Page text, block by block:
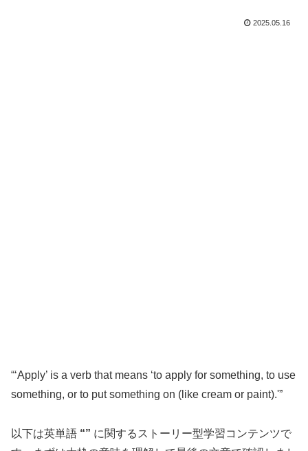
2025.05.16
“‘Apply’ is a verb that means ‘to apply for something, to use
something, or to put something on (like cream or paint).'”
以下は英単語 “” に関するストーリー型学習コンテンツで